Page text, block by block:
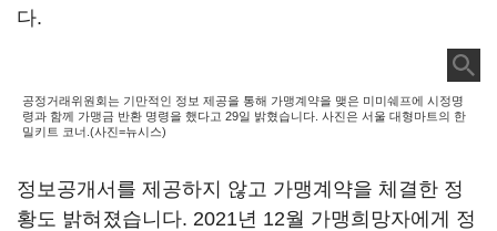
다.
공정거래위원회는 기만적인 정보 제공을 통해 가맹계약을 맺은 미미쉐프에 시정명
령과 함께 가맹금 반환 명령을 했다고 29일 밝혔습니다. 사진은 서울 대형마트의 한
밀키트 코너.(사진=뉴시스)
정보공개서를 제공하지 않고 가맹계약을 체결한 정
황도 밝혀졌습니다. 2021년 12월 가맹희망자에게 정